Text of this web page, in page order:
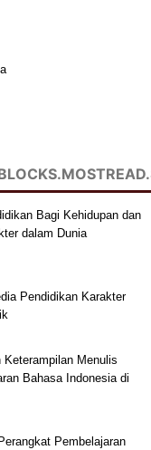
Bagi Kehidupan dan
dalam Dunia
Pendidikan Karakter
Keterampilan Menulis
Bahasa Indonesia di
Pembelajaran